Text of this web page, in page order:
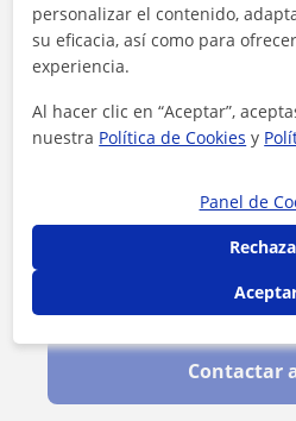
Al hacer clic, aceptas nuestroaviso
Contactar
personalizar el contenido,
su eficacia, así como para
experiencia.
Al hacer clic en “Aceptar”,
nuestra Política de Cookies y
Panel de